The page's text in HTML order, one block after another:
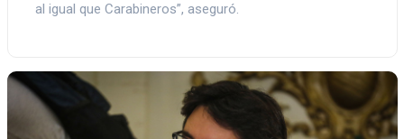
al igual que Carabineros”, aseguró.